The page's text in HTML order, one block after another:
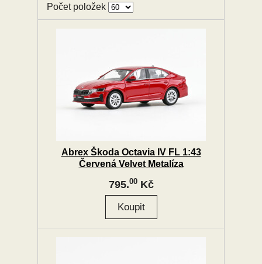
Počet položek
Abrex Škoda Octavia IV FL 1:43
Červená Velvet Metalíza
795.00Kč